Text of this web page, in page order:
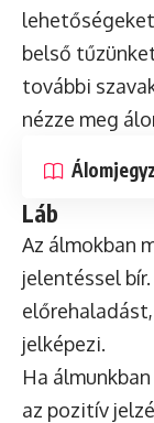
belső
további
nézze meg
Láb
Az álmokban
jelentéssel
jelképezi.
Ha
az pozitív